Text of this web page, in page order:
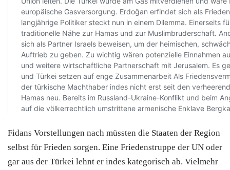
Fidans Vorstellungen nach müssten die Staaten der Region
selbst für Frieden sorgen. Eine Friedenstruppe der UN oder
gar aus der Türkei lehnt er indes kategorisch ab. Vielmehr